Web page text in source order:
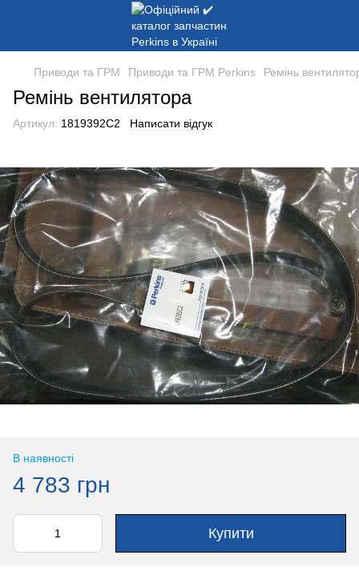
Приводи та ГРМ Приводи та ГРМ Perkins Ремінь
Ремінь вентилятора
Артикул: 1819392C2 Написати відгук
В наявності
4 783 грн
Купити